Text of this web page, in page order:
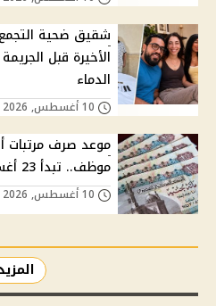
شقيق ضحية
الأخيرة قبل
الدماء
موظف.. تبدأ 23 أغسطس بالزيادات الجديدة